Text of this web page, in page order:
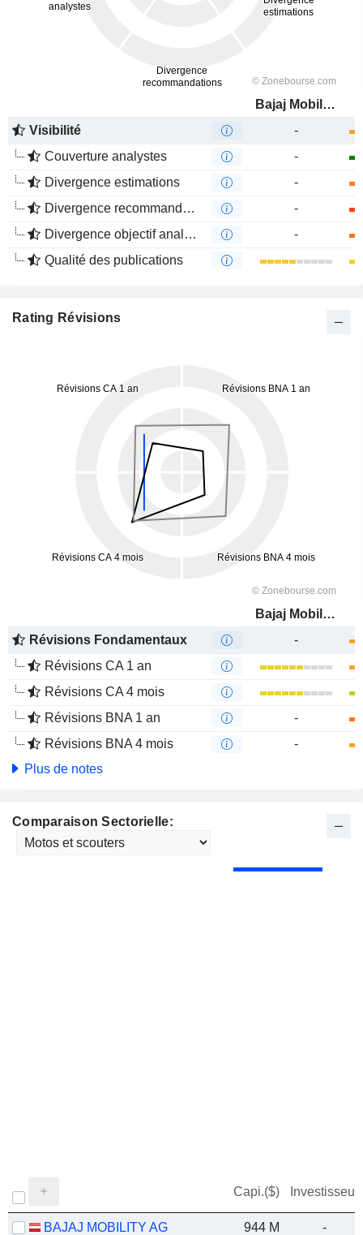
Bajaj Mobility AG
Visibilité
-
Couverture analystes
-
Divergence estimations
-
Divergence recommandations analystes
-
Divergence objectif analystes
-
Qualité des publications
Rating Révisions
Bajaj Mobility AG
Révisions Fondamentaux
-
Révisions CA 1 an
Révisions CA 4 mois
Révisions BNA 1 an
-
Révisions BNA 4 mois
-
Plus de notes
Comparaison Sectorielle:
Capi.($) Investisseur
BAJAJ MOBILITY AG 944 M -